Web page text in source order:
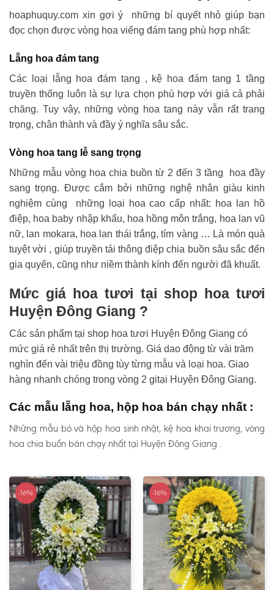
hoaphuquy.com xin gợi ý những bí quyết nhỏ giúp bạn
đọc chọn được vòng hoa viếng đám tang phù hợp nhất:
Lẵng hoa đám tang
Các loại lẵng hoa đám tang , kệ hoa đám tang 1 tầng
truyền thống luôn là sự lựa chọn phù hợp với giá cả phải
chăng. Tuy vậy, những vòng hoa tang này vẫn rất trang
trọng, chân thành và đầy ý nghĩa sâu sắc.
Vòng hoa tang lễ sang trọng
Những mẫu vòng hoa chia buồn từ 2 đến 3 tầng hoa đầy
sang trọng. Được cắm bởi những nghệ nhân giàu kinh
nghiệm cùng những loại hoa cao cấp nhất: hoa lan hồ
điệp, hoa baby nhập khẩu, hoa hồng môn trắng, hoa lan vũ
nữ, lan mokara, hoa lan thái trắng, tím vàng … Là món quà
tuyệt vời , giúp truyền tải thông điệp chia buồn sâu sắc đến
gia quyến, cũng như niềm thành kính đến người đã khuất.
Mức giá hoa tươi tại shop hoa tươi
Huyện Đông Giang ?
Các sản phẩm tại shop hoa tươi Huyện Đông Giang có
mức giá rẻ nhất trên thị trường. Giá dao động từ vài trăm
nghìn đến vài triệu đồng tùy từng mẫu và loại hoa. Giao
hàng nhanh chóng trong vòng 2 gitại Huyện Đông Giang.
Các mẫu lẵng hoa, hộp hoa bán chạy nhất :
Những mẫu bó và hộp hoa sinh nhật, kệ hoa khai trương, vòng
hoa chia buồn bán chạy nhất tại Huyện Đông Giang .
-16% -16%